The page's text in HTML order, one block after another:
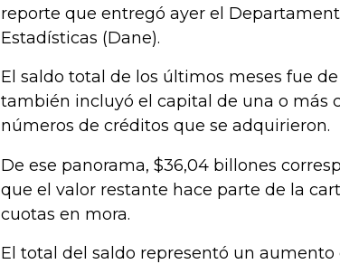
reporte que entregó ayer el
Estadísticas (Dane).
El saldo total de los últimos meses fue
también incluyó el capital de una o más
números de créditos que se adquirieron.
De ese panorama, $36,04 billones
que el valor restante hace parte de la
cuotas en mora.
El total del saldo representó un aumento